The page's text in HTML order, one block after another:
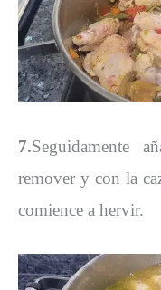
7.Seguidamente
remover y con la
comience a hervir.